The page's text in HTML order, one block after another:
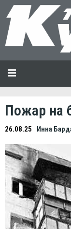
Пожар на
26.08.25 Инна